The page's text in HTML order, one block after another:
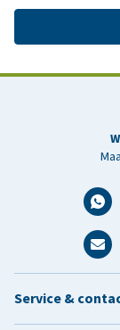
Service &